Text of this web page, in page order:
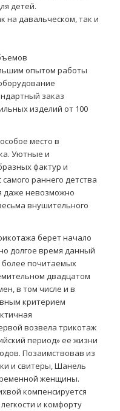
детей.
давальческом, так и
опытом работы
заказ
изделий от 100
место в
Уютные и
фактур и
раннего детства
даже невозможно
внушительного
берет начало
долгое время данный
более почитаемых
двадцатом
в том числе и в
критерием
возвела трикотаж
период» ее жизни
Позаимствовав из
и свитеры, Шанель
женщины.
компенсируется
и комфорту